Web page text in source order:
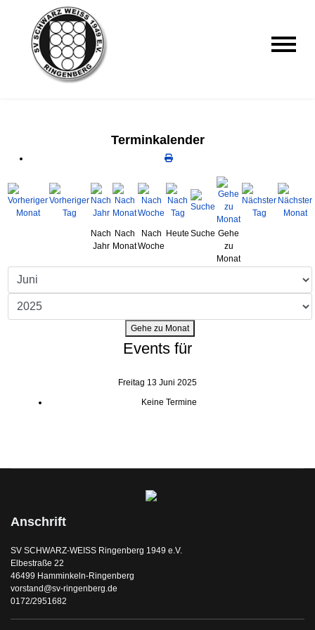
Terminkalender
Nach
Jahr
Nach
Monat
Nach
Woche
Heute Suche Gehe
zu
Monat
Gehe zu Monat
Events für
Freitag 13 Juni 2025
Keine Termine
Anschrift
SV SCHWARZ-WEISS Ringenberg 1949 e.V.
Elbestraße 22
46499 Hamminkeln-Ringenberg
vorstand@sv-ringenberg.de
0172/2951682